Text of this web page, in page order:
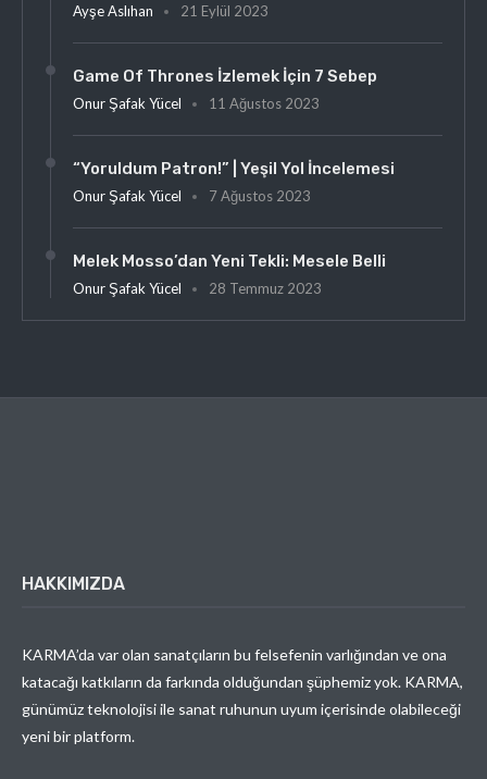
Ayşe Aslıhan 21 Eylül 2023
Game Of Thrones İzlemek İçin 7 Sebep
Onur Şafak Yücel 11 Ağustos 2023
“Yoruldum Patron!” | Yeşil Yol İncelemesi
Onur Şafak Yücel 7 Ağustos 2023
Melek Mosso’dan Yeni Tekli: Mesele Belli
Onur Şafak Yücel 28 Temmuz 2023
HAKKIMIZDA
KARMA’da var olan sanatçıların bu felsefenin varlığından ve ona
katacağı katkıların da farkında olduğundan şüphemiz yok. KARMA,
günümüz teknolojisi ile sanat ruhunun uyum içerisinde olabileceği
yeni bir platform.